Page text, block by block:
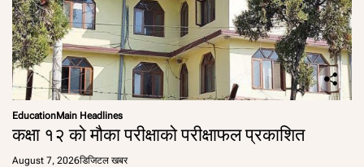
EducationMain Headlines
कक्षा १२ को मौका परीक्षाको परीक्षाफल प्रकाशित
August 7, 2026डिजिटल खबर